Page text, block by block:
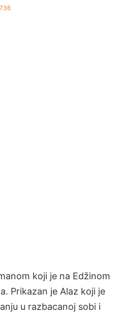
736
koji je na Edžinom
Prikazan je Alaz koji je
u razbacanoj sobi i